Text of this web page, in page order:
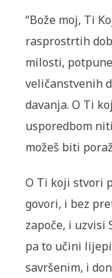
“Bože moj, Ti
rasprostrtih
milosti,
veličanstvenih
davanja. O Ti
usporedbom
možeš biti
O Ti koji stvori
govori, i bez
započe, i uzvisi
pa to učini
savršenim, i